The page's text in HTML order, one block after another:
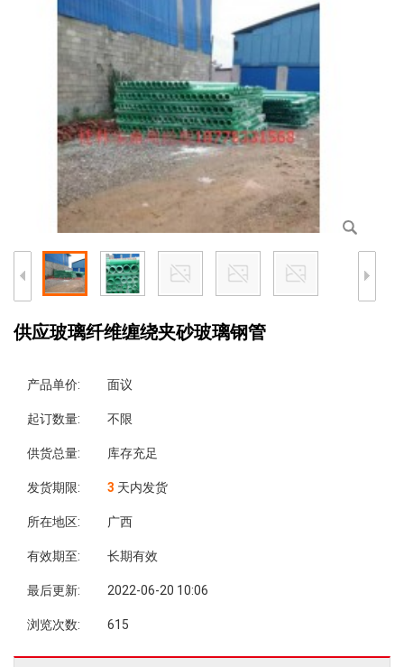
供应玻璃纤维缠绕夹砂玻璃钢管
产品单价: 面议
起订数量: 不限
供货总量: 库存充足
发货期限: 3 天内发货
所在地区: 广西
有效期至: 长期有效
最后更新: 2022-06-20 10:06
浏览次数: 615